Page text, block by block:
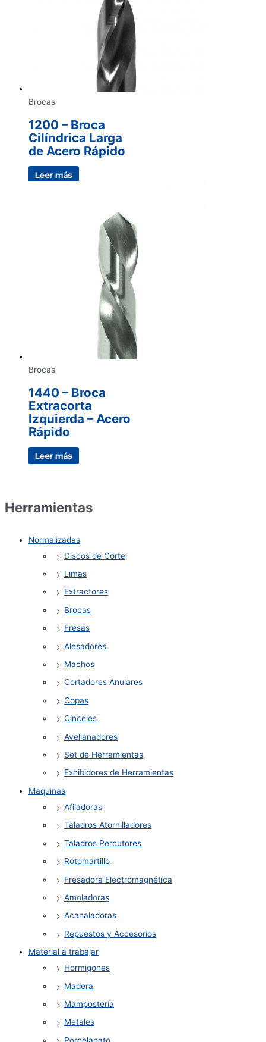
Brocas
1200 – Broca
Cilíndrica Larga
de Acero Rápido
Leer más
Brocas
1440 – Broca
Extracorta
Izquierda – Acero
Rápido
Leer más
Herramientas
Normalizadas
Discos de Corte
Limas
Extractores
Brocas
Fresas
Alesadores
Machos
Cortadores Anulares
Copas
Cinceles
Avellanadores
Set de Herramientas
Exhibidores de Herramientas
Maquinas
Afiladoras
Taladros Atornilladores
Taladros Percutores
Rotomartillo
Fresadora Electromagnética
Amoladoras
Acanaladoras
Repuestos y Accesorios
Material a trabajar
Hormigones
Madera
Mampostería
Metales
Porcelanato